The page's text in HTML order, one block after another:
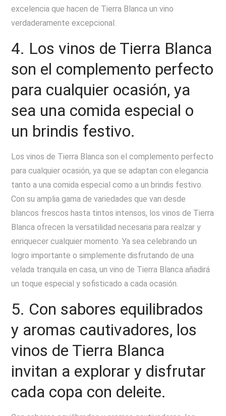
excelencia que hacen de Tierra Blanca un vino
verdaderamente excepcional.
4. Los vinos de Tierra Blanca
son el complemento perfecto
para cualquier ocasión, ya
sea una comida especial o
un brindis festivo.
Los vinos de Tierra Blanca son el complemento perfecto
para cualquier ocasión, ya que se adaptan con elegancia
tanto a una comida especial como a un brindis festivo.
Con su amplia gama de variedades que van desde
blancos frescos hasta tintos intensos, los vinos de Tierra
Blanca ofrecen la versatilidad necesaria para realzar y
enriquecer cualquier momento. Ya sea celebrando un
logro importante o simplemente disfrutando de una
velada tranquila en casa, un vino de Tierra Blanca añadirá
un toque especial y sofisticado a cada ocasión.
5. Con sabores equilibrados
y aromas cautivadores, los
vinos de Tierra Blanca
invitan a explorar y disfrutar
cada copa con deleite.